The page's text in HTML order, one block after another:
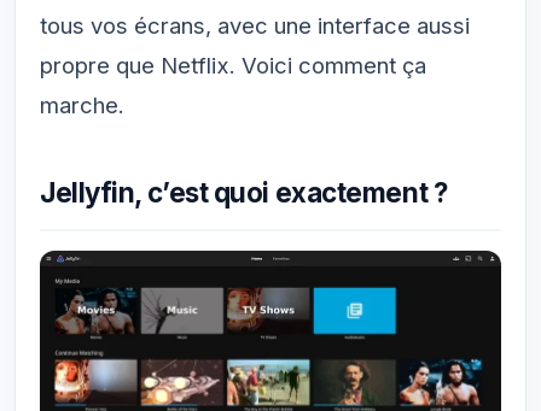
tous vos écrans, avec une interface aussi
propre que Netflix. Voici comment ça
marche.
Jellyfin, c’est quoi exactement ?